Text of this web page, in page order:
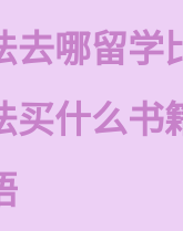
去哪留学
买什么书